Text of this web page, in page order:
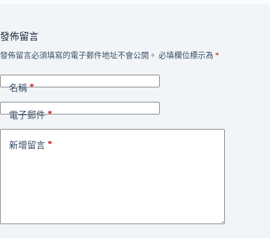
發佈留言
發佈留言必須填寫的電子郵件地址不會公開。 必填欄位標示為 *
名稱*
電子郵件*
新增留言 *